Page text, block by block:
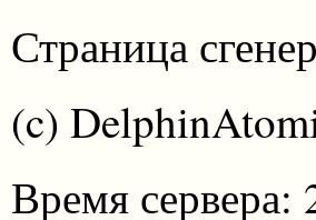
Страница
(c)
Время